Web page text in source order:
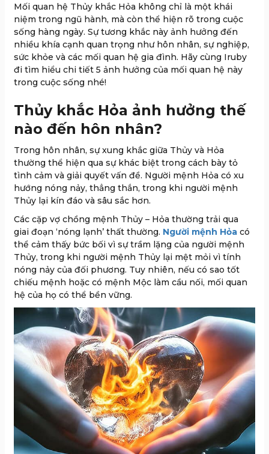
Mối quan hệ Thủy khắc Hỏa không chỉ là một khái
niệm trong ngũ hành, mà còn thể hiện rõ trong cuộc
sống hàng ngày. Sự tương khắc này ảnh hưởng đến
nhiều khía cạnh quan trọng như hôn nhân, sự nghiệp,
sức khỏe và các mối quan hệ gia đình. Hãy cùng Iruby
đi tìm hiểu chi tiết 5 ảnh hưởng của mối quan hệ này
trong cuộc sống nhé!
Thủy khắc Hỏa ảnh hưởng thế
nào đến hôn nhân?
Trong hôn nhân, sự xung khắc giữa Thủy và Hỏa
thường thể hiện qua sự khác biệt trong cách bày tỏ
tình cảm và giải quyết vấn đề. Người mệnh Hỏa có xu
hướng nóng nảy, thẳng thắn, trong khi người mệnh
Thủy lại kín đáo và sâu sắc hơn.
Các cặp vợ chồng mệnh Thủy – Hỏa thường trải qua
giai đoạn ‘nóng lạnh’ thất thường. Người mệnh Hỏa có
thể cảm thấy bức bối vì sự trầm lặng của người mệnh
Thủy, trong khi người mệnh Thủy lại mệt mỏi vì tính
nóng nảy của đối phương. Tuy nhiên, nếu có sao tốt
chiếu mệnh hoặc có mệnh Mộc làm cầu nối, mối quan
hệ của họ có thể bền vững.